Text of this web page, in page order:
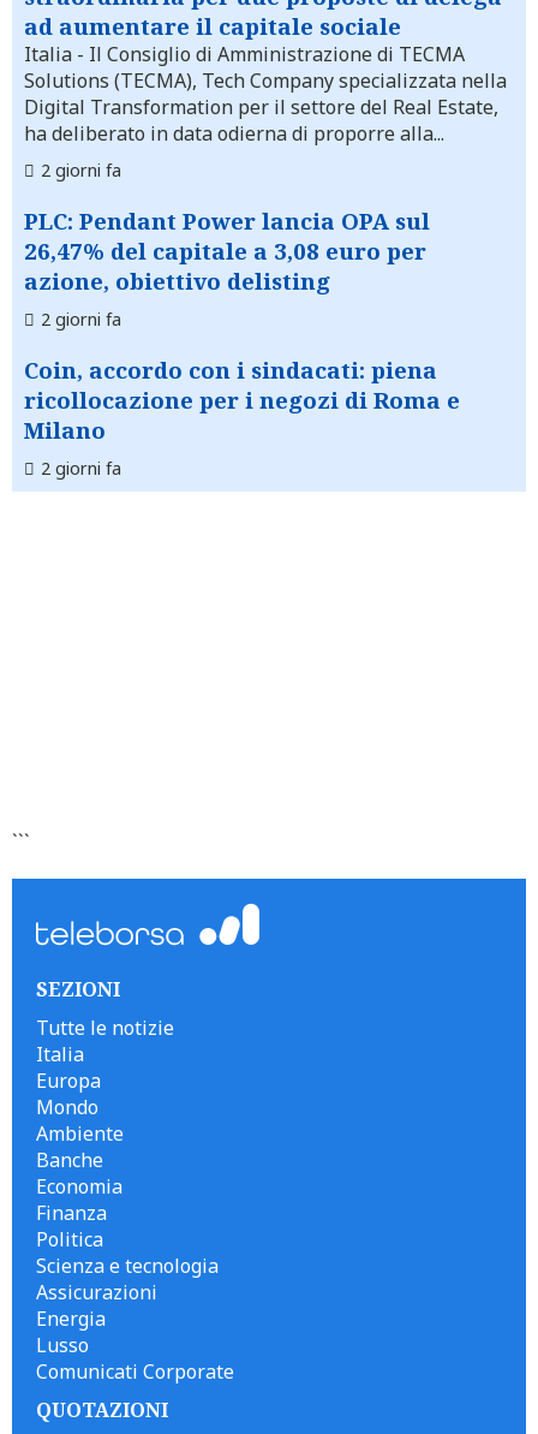
ad aumentare il capitale sociale
Italia - Il Consiglio di Amministrazione di TECMA
Solutions (TECMA), Tech Company specializzata nella
Digital Transformation per il settore del Real Estate,
ha deliberato in data odierna di proporre alla...
2 giorni fa
PLC: Pendant Power lancia OPA sul
26,47% del capitale a 3,08 euro per
azione, obiettivo delisting
2 giorni fa
Coin, accordo con i sindacati: piena
ricollocazione per i negozi di Roma e
Milano
2 giorni fa
```
SEZIONI
Tutte le notizie
Italia
Europa
Mondo
Ambiente
Banche
Economia
Finanza
Politica
Scienza e tecnologia
Assicurazioni
Energia
Lusso
Comunicati Corporate
QUOTAZIONI